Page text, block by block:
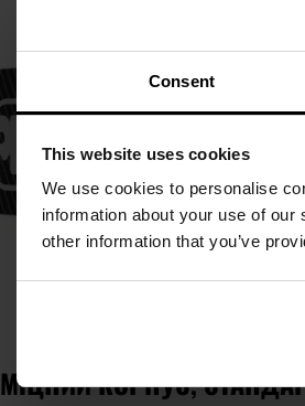
Consent
This website uses cookies
We use cookies to personalise
information about your use of
other information that you’ve
МІЦНИЙ КОРПУС,